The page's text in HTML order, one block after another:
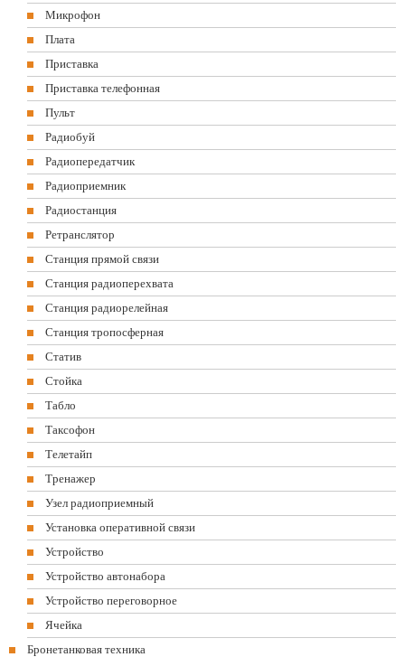
Микрофон
Плата
Приставка
Приставка телефонная
Пульт
Радиобуй
Радиопередатчик
Радиоприемник
Радиостанция
Ретранслятор
Станция прямой связи
Станция радиоперехвата
Станция радиорелейная
Станция тропосферная
Статив
Стойка
Табло
Таксофон
Телетайп
Тренажер
Узел радиоприемный
Установка оперативной связи
Устройство
Устройство автонабора
Устройство переговорное
Ячейка
Бронетанковая техника